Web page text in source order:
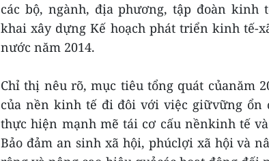
các bộ, ngành, địa phương, tập đoàn kinh
khai xây dựng Kế hoạch phát triển kinh tế-
nước năm 2014.
Chỉ thị nêu rõ, mục tiêu tổng quát củanăm
của nền kinh tế đi đôi với việc giữvững
thực hiện mạnh mẽ tái cơ cấu nềnkinh tế
Bảo đảm an sinh xã hội, phúclợi xã hội và